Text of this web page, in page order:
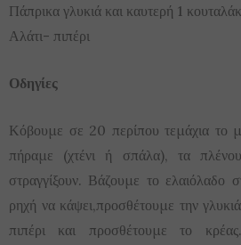
Πάπρικα γλυκιά και καυτερή 1
Αλάτι- πιπέρι
Οδηγίες
Κόβουμε σε 20 περίπου τεμάχια το
πήραμε (χτένι ή σπάλα), τα
στραγγίξουν. Βάζουμε το ελαιόλαδο
ρηχή να κάψει,προσθέτουμε την
πιπέρι και προσθέτουμε το